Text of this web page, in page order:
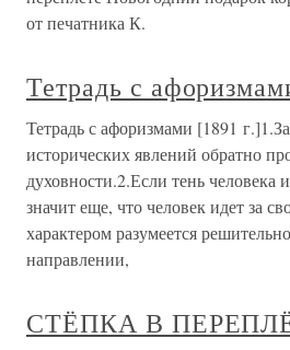
от печатника К.
Тетрадь с
Тетрадь с афоризмами [1891
исторических явлений обратно
духовности.2.Если тень человека
значит еще, что человек идет за
характером разумеется
направлении,
СТЁПКА В